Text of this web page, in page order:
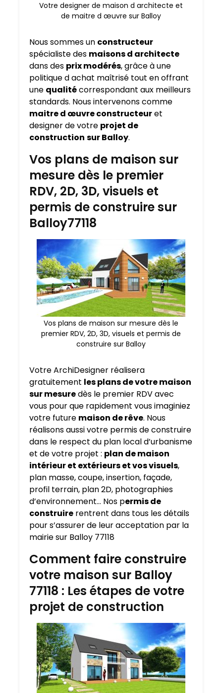
Votre designer de maison d architecte et
de maitre d œuvre sur Balloy
Nous sommes un constructeur
spécialiste des maisons d architecte
dans des prix modérés, grâce à une
politique d achat maîtrisé tout en offrant
une qualitécorrespondant aux meilleurs
standards. Nous intervenons comme
maitre d œuvre constructeuret
designer de votre projet de
construction sur Balloy.
Vos plans de maison sur
mesure dès le premier
RDV, 2D, 3D, visuels et
permis de construire sur
Balloy77118
Vos plans de maison sur mesure dès le
premier RDV, 2D, 3D, visuels et permis de
construire sur Balloy
Votre ArchiDesigner réalisera
gratuitement les plans de votre maison
sur mesuredès le premier RDV avec
vous pour que rapidement vous imaginiez
votre future maison de rêve. Nous
réalisons aussi votre permis de construire
dans le respect du plan local d’urbanisme
et de votre projet : plan de maison
intérieur et extérieurs et vos visuels,
plan masse, coupe, insertion, façade,
profil terrain, plan 2D, photographies
d’environnement… Nos permis de
construire rentrent dans tous les détails
pour s’assurer de leur acceptation par la
mairie sur Balloy 77118
Comment faire construire
votre maison sur Balloy
77118 : Les étapes de votre
projet de construction